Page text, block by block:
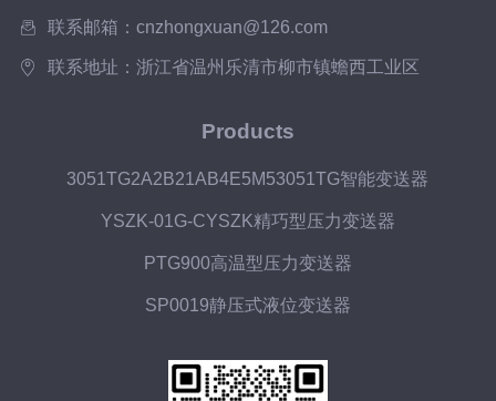
联系邮箱：cnzhongxuan@126.com
联系地址：浙江省温州乐清市柳市镇蟾西工业区
Products
3051TG2A2B21AB4E5M53051TG智能变送器
YSZK-01G-CYSZK精巧型压力变送器
PTG900高温型压力变送器
SP0019静压式液位变送器